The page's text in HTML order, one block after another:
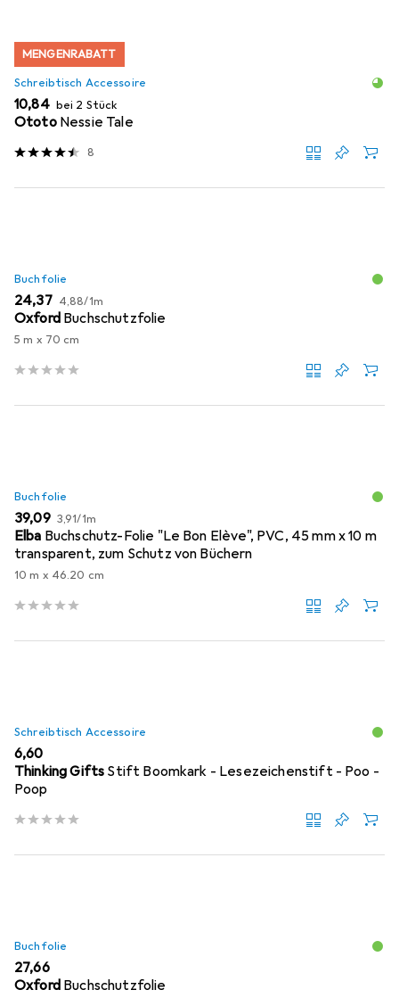
MENGENRABATT
Schreibtisch Accessoire
EUR
10,84 bei 2 Stück
Ototo Nessie Tale
8
Buchfolie
EUR
24,37 EUR
4,88/1m
Oxford Buchschutzfolie
5 m x 70 cm
Buchfolie
EUR
39,09 EUR
3,91/1m
Elba Buchschutz-Folie "Le Bon Elève", PVC, 45 mm x 10 m
transparent, zum Schutz von Büchern
10 m x 46.20 cm
Schreibtisch Accessoire
EUR
6,60
Thinking Gifts Stift Boomkark - Lesezeichenstift - Poo -
Poop
Buchfolie
EUR
27,66
Oxford Buchschutzfolie